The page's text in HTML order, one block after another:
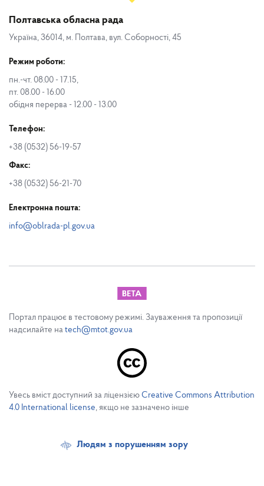
Полтавська обласна рада
Україна, 36014, м. Полтава, вул. Соборності, 45
Режим роботи:
пн.-чт. 08.00 - 17.15,
пт. 08.00 - 16.00
обідня перерва - 12.00 - 13.00
Телефон:
+38 (0532) 56-19-57
Факс:
+38 (0532) 56-21-70
Електронна пошта:
info@oblrada-pl.gov.ua
Портал працює в тестовому режимі. Зауваження та пропозиції
надсилайте на tech@mtot.gov.ua
Увесь вміст доступний за ліцензією Creative Commons Attribution
4.0 International license, якщо не зазначено інше
Людям з порушенням зору